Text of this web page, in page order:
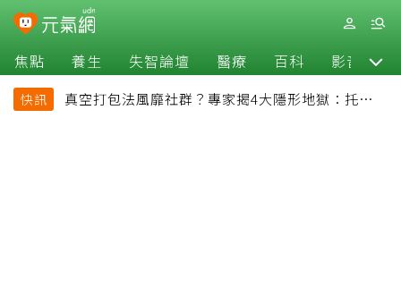
焦點 養生 失智論壇 醫療 百科 影音
快訊
真空打包法風靡社群？專家揭4大隱形地獄：托運恐